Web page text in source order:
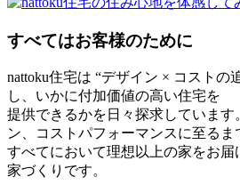
すべてはお客様のために
nattoku住宅は “デザイン × コストの
し、いかに付加価値の高い住宅を
提供できるかを日々探求しています
ン、コストパフォーマンスに至るま
すべてにおいて理想以上の家をお
家づくりです。